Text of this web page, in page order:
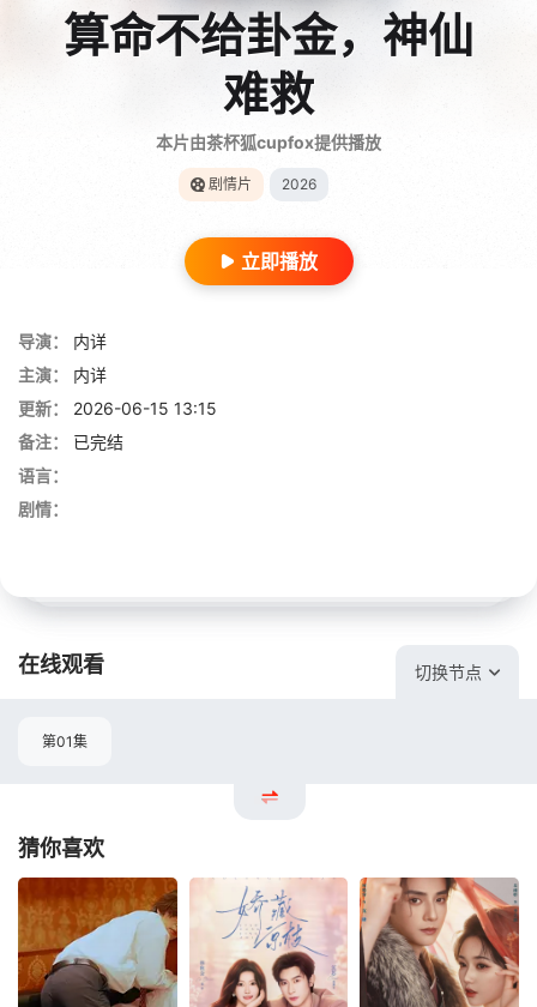
算命不给卦金，神仙
难救
本片由茶杯狐cupfox提供播放
剧情片 2026
立即播放
导演：
内详
主演：
内详
更新：
2026-06-15 13:15
备注：
已完结
语言：
剧情：
在线观看 切换节点
第01集
猜你喜欢